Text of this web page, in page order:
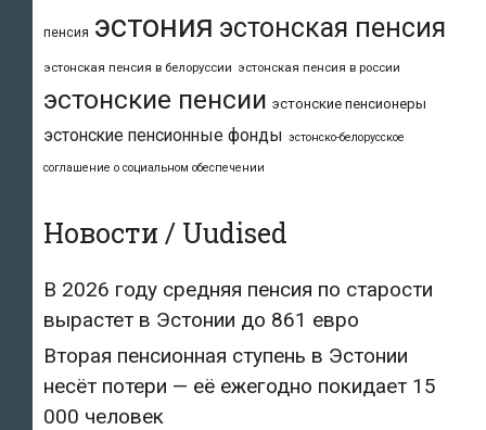
пенсия эстония эстонская пенсия
эстонская пенсия в белоруссии эстонская пенсия в россии
эстонские пенсии эстонские пенсионеры
эстонские пенсионные фонды эстонско-белорусское
соглашение о социальном обеспечении
Новости / Uudised
В 2026 году средняя пенсия по старости
вырастет в Эстонии до 861 евро
Вторая пенсионная ступень в Эстонии
несёт потери — её ежегодно покидает 15
000 человек